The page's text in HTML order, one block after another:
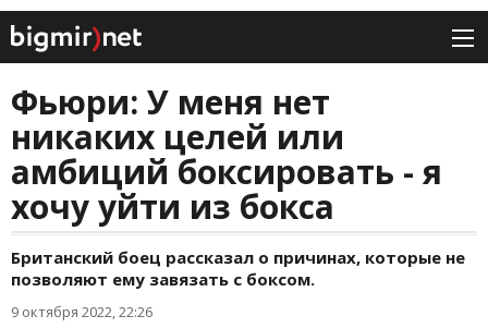
Фьюри: У меня нет
никаких целей или
амбиций боксировать - я
хочу уйти из бокса
Британский боец рассказал о причинах, которые не
позволяют ему завязать с боксом.
9 октября 2022, 22:26